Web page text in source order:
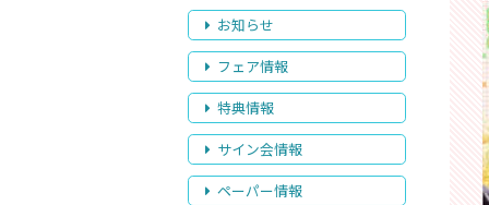
お知らせ
フェア情報
特典情報
サイン会情報
ペーパー情報